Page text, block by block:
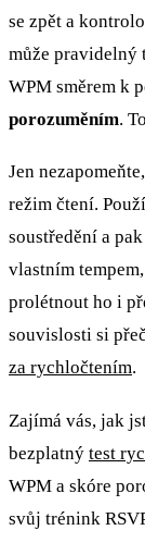
se zpět a
může pravidelný
WPM směrem k
porozuměním.
Jen
režim čtení.
soustředění a
vlastním
prolétnout ho i
souvislosti si
za rychločtením.
Zajímá vás, jak
bezplatný test
WPM a skóre
svůj trénink